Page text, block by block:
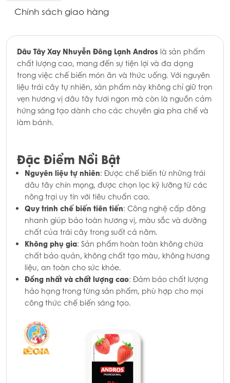
Chính sách giao hàng
Dâu Tây Xay Nhuyễn Đông Lạnh Andros là sản phẩm
chất lượng cao, mang đến sự tiện lợi và đa dạng
trong việc chế biến món ăn và thức uống. Với nguyên
liệu trái cây tự nhiên, sản phẩm này không chỉ giữ trọn
vẹn hương vị dâu tây tươi ngon mà còn là nguồn cảm
hứng sáng tạo dành cho các chuyên gia pha chế và
làm bánh.
Đặc Điểm Nổi Bật
Nguyên liệu tự nhiên: Được chế biến từ những trái
dâu tây chín mọng, được chọn lọc kỹ lưỡng từ các
nông trại uy tín với tiêu chuẩn cao.
Quy trình chế biến tiên tiến: Công nghệ cấp đông
nhanh giúp bảo toàn hương vị, màu sắc và dưỡng
chất của trái cây trong suốt cả năm.
Không phụ gia: Sản phẩm hoàn toàn không chứa
chất bảo quản, không chất tạo màu, không hương
liệu, an toàn cho sức khỏe.
Đồng nhất và chất lượng cao: Đảm bảo chất lượng
hảo hạng trong từng sản phẩm, phù hợp cho mọi
công thức chế biến sáng tạo.